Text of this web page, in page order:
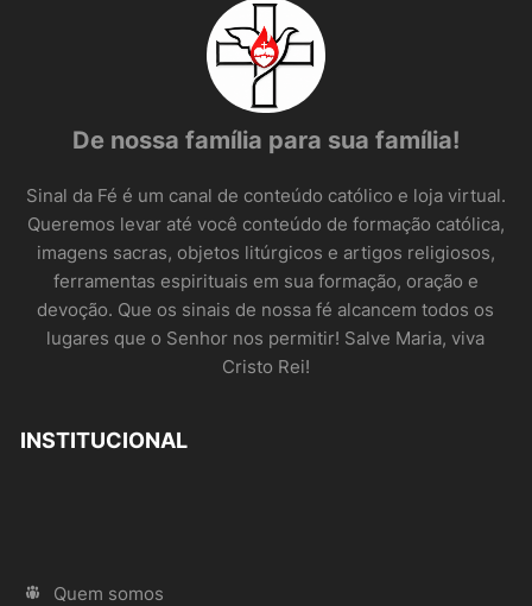
De nossa família para sua família!
Sinal da Fé é um canal de conteúdo católico e loja virtual.
Queremos levar até você conteúdo de formação católica,
imagens sacras, objetos litúrgicos e artigos religiosos,
ferramentas espirituais em sua formação, oração e
devoção. Que os sinais de nossa fé alcancem todos os
lugares que o Senhor nos permitir! Salve Maria, viva
Cristo Rei!
INSTITUCIONAL
Quem somos